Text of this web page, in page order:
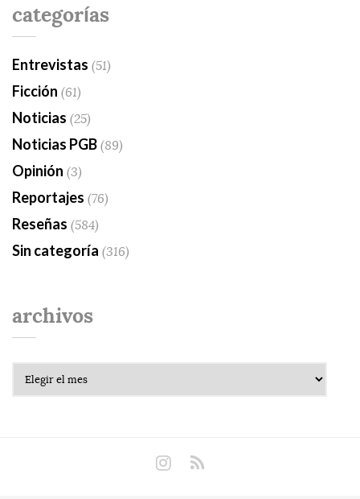
categorías
Entrevistas (51)
Ficción (61)
Noticias (25)
Noticias PGB(89)
Opinión (3)
Reportajes (76)
Reseñas (584)
Sin categoría (316)
archivos